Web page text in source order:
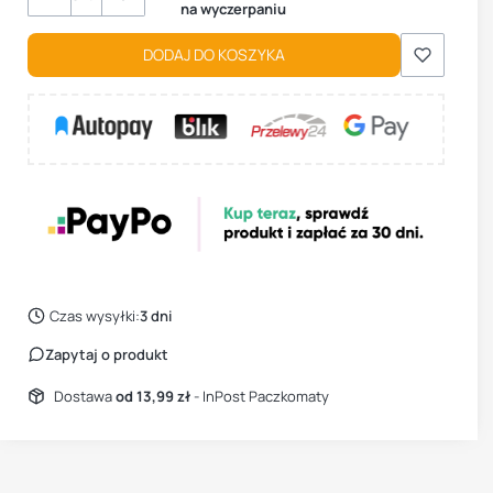
na wyczerpaniu
DODAJ DO KOSZYKA
Czas wysyłki:3 dni
Zapytaj o produkt
Dostawaod 13,99 zł- InPost Paczkomaty